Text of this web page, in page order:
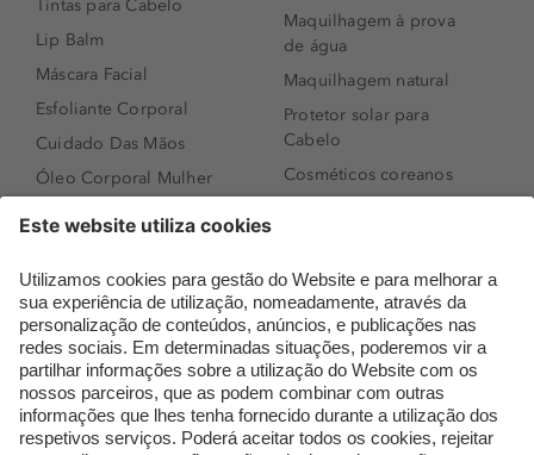
Tintas para Cabelo
Lip Balm
Máscara Facial
Esfoliante Corporal
Cuidado Das Mãos
Óleo Corporal Mulher
Sérum de Rosto
Body mist & Spray
corporal
Produtos para Cabelo
Homem
Espuma de Limpeza
Maquilhagem à prova
de água
Maquilhagem natural
Protetor solar para
Cabelo
Cosméticos coreanos
Perfumes árabes
Novidades
Melhores Perfumes
Femininos
TOP 10: Perfumes
Masculinos